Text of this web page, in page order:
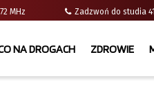
MHz Zadzwoń do
NA DROGACH ZDROWIE